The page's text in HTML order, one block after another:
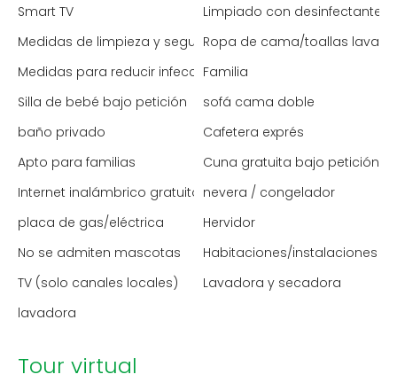
Smart TV
Limpiado con desinfectante
Medidas de limpieza y seguridad mejoradas
Ropa de cama/toallas
Medidas para reducir infecciones (España)
Familia
Silla de bebé bajo petición
sofá cama doble
baño privado
Cafetera exprés
Apto para familias
Cuna gratuita bajo petición
Internet inalámbrico gratuito nevera / congelador
placa de gas/eléctrica
Hervidor
No se admiten mascotas
Habitaciones/instalaciones
TV (solo canales locales)
Lavadora y secadora
lavadora
Tour virtual